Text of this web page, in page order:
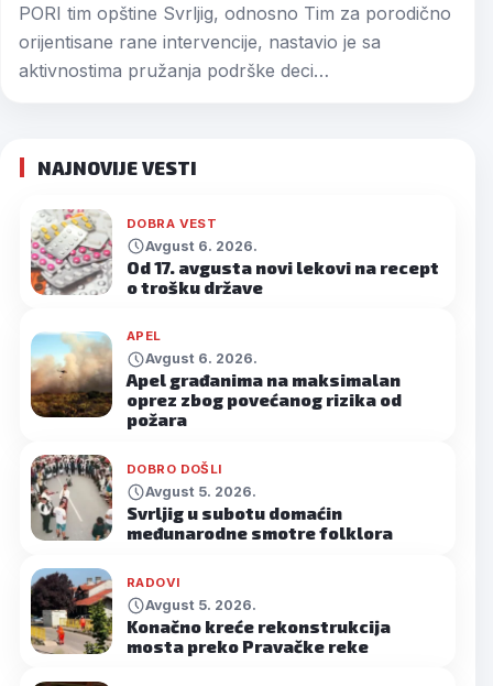
PORI tim opštine Svrljig, odnosno Tim za porodično
orijentisane rane intervencije, nastavio je sa
aktivnostima pružanja podrške deci…
NAJNOVIJE VESTI
DOBRA VEST
Avgust 6. 2026.
Od 17. avgusta novi lekovi na recept
o trošku države
APEL
Avgust 6. 2026.
Apel građanima na maksimalan
oprez zbog povećanog rizika od
požara
DOBRO DOŠLI
Avgust 5. 2026.
Svrljig u subotu domaćin
međunarodne smotre folklora
RADOVI
Avgust 5. 2026.
Konačno kreće rekonstrukcija
mosta preko Pravačke reke